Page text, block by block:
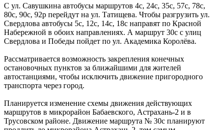
С ул. Савушкина автобусы маршрутов 4с, 24с, 35с, 57с, 78с,
80с, 90с, 92р перейдут на ул. Татищева. Чтобы разгрузить ул.
Свердлова автобусы 5с, 12с, 14с, 18с направят по Красной
Набережной в обоих направлениях. А маршрут 30с с улиц
Свердлова и Победы пойдет по ул. Академика Королёва.
Рассматривается возможность закрепления конечных
остановочных пунктов за ближайшими для жителей
автостанциями, чтобы исключить движение пригородного
транспорта через город.
Планируется изменение схемы движения действующих
маршрутов в микрорайон Бабаевского, Астрахань-2 и в
Трусовском районе. Движение маршрута № 30с планируют